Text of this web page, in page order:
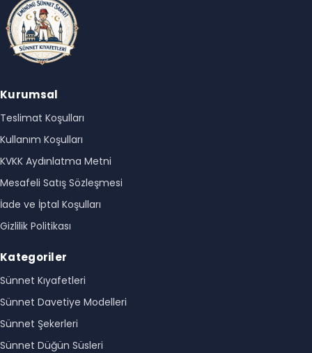
Kurumsal
Teslimat Koşulları
Kullanım Koşulları
KVKK Aydınlatma Metni
Mesafeli Satış Sözleşmesi
İade ve İptal Koşulları
Gizlilik Politikası
Kategoriler
Sünnet Kıyafetleri
Sünnet Davetiye Modelleri
Sünnet Şekerleri
Sünnet Düğün Süsleri